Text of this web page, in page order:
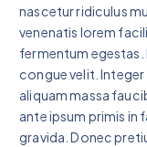
nascetur ridiculus
venenatis lorem
fermentum egestas.
congue velit.
aliquam massa
ante ipsum primis in
gravida. Donec